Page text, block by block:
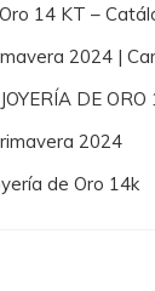
14 KT –
2024 |
DE
2024
de Oro 14k